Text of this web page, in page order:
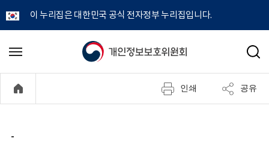
이 누리집은 대한민국 공식 전자정부 누리집입니다.
개
정
메
기
검
인쇄 공유
-